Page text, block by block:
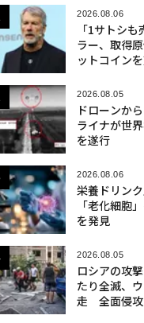
2026.08.06
「1サトシ
ラー、取得
ットコイン
2026.08.05
ドローンか
ライナが世
を遂行
2026.08.06
栄養ドリン
「老化細胞
を発見
2026.08.05
ロシアの攻
たり全滅、
走 全面侵攻